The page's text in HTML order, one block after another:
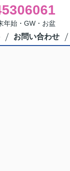
始・GW・お盆
お問い合わせ